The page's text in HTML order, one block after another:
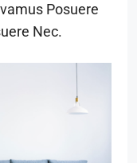
Posuere
Nec.